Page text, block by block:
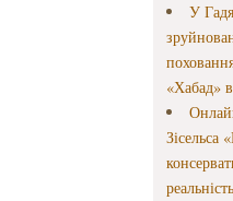
У
«Хабад»
Зісельса